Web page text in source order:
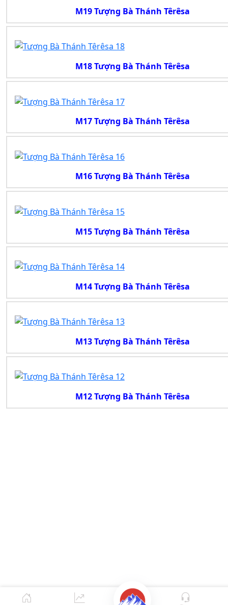
M19 Tượng Bà Thánh Têrêsa
M18 Tượng Bà Thánh Têrêsa
M17 Tượng Bà Thánh Têrêsa
M16 Tượng Bà Thánh Têrêsa
M15 Tượng Bà Thánh Têrêsa
M14 Tượng Bà Thánh Têrêsa
M13 Tượng Bà Thánh Têrêsa
M12 Tượng Bà Thánh Têrêsa